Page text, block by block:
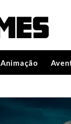
Animação